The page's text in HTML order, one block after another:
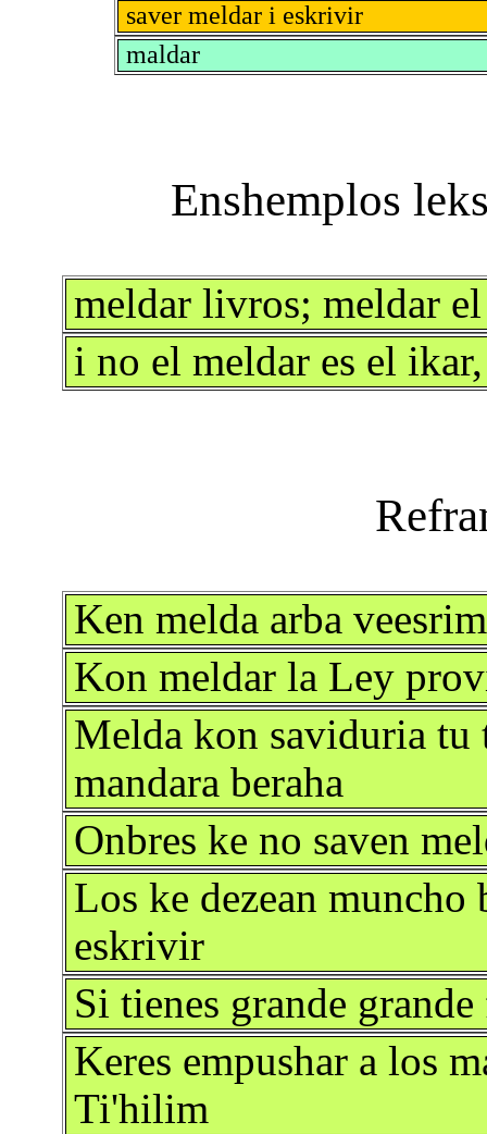
saver meldar i eskrivir
maldar
meldar livros; mel­dar
i no el meldar es el
Ken melda arba
Kon meldar la Ley
Melda kon saviduria
mandara beraha
Onbres ke no saven
Los ke dezean
eskrivir
Si tienes grande
Keres empushar a los
Ti'hilim